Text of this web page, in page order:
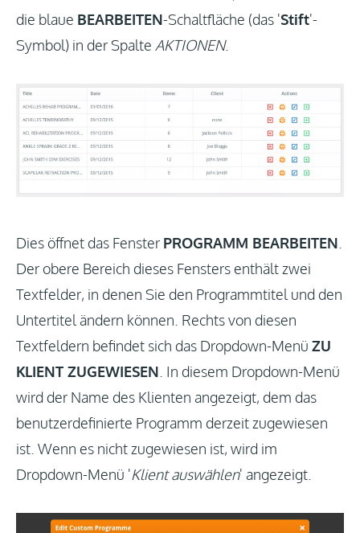
die blaue BEARBEITEN-Schaltfläche (das 'Stift'-
Symbol) in der SpalteAKTIONEN.
Dies öffnet das Fenster PROGRAMM BEARBEITEN
Der obere Bereich dieses Fensters enthält zwei
Textfelder, in denen Sie den Programmtitel und den
Untertitel ändern können. Rechts von diesen
Textfeldern befindet sich das Dropdown-MenüZU
KLIENT ZUGEWIESEN . In diesem Dropdown-Menü
wird der Name des Klienten angezeigt, dem das
benutzerdefinierte Programm derzeit zugewiesen
ist. Wenn es nicht zugewiesen ist, wird im
Dropdown-Menü 'Klient auswählen' angezeigt.